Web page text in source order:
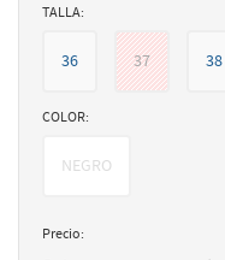
TALLA:
36 37 38
COLOR:
NEGRO
Precio: